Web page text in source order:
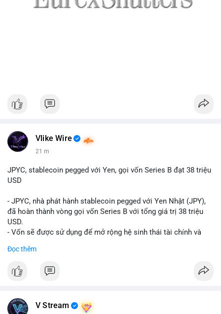
Vlike Wire
21 m
JPYC, stablecoin pegged với Yen, gọi vốn Series B đạt 38 triệu
USD
- JPYC, nhà phát hành stablecoin pegged với Yen Nhật (JPY),
đã hoàn thành vòng gọi vốn Series B với tổng giá trị 38 triệu
USD.
- Vốn sẽ được sử dụng để mở rộng hệ sinh thái tài chính và
- Mục tiêu là tăng tốc độ przyjęcie của token yen-pegged JPYC
- Đây là bước tiến quan trọng trong việc phát triển stablecoin
Đọc thêm
V Stream